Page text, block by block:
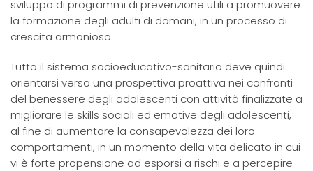
sviluppo di programmi di prevenzione utili a promuovere
la formazione degli adulti di domani, in un processo di
crescita armonioso.
Tutto il sistema socioeducativo-sanitario deve quindi
orientarsi verso una prospettiva proattiva nei confronti
del benessere degli adolescenti con attività finalizzate a
migliorare le skills sociali ed emotive degli adolescenti,
al fine di aumentare la consapevolezza dei loro
comportamenti, in un momento della vita delicato in cui
vi è forte propensione ad esporsi a rischi e a percepire